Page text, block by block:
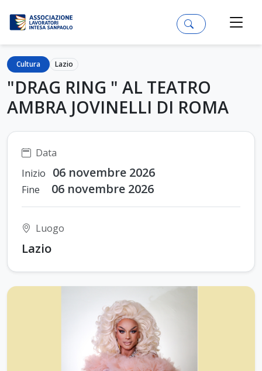
Cultura Lazio
"DRAG RING " AL TEATRO
AMBRA JOVINELLI DI ROMA
Data
Inizio
06 novembre 2026
Fine 06 novembre 2026
Luogo
Lazio